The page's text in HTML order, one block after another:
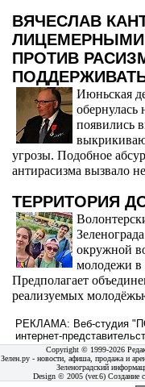
ВЯЧЕСЛАВ
ПРОТИВ
Июньская
обернулась
появились
угрозы. Подобное
антирасизма вызвало
ТЕРРИТОРИЯ
окружной
молодежи в
Предполагает
реализуемых
РЕКЛАМА: Веб-студия
интернет-
Copyright © 1999-2026
Зелен.ру - новости, афиша, продажа и
Зеленоградский
Design © 2005 (ver.6) Создание